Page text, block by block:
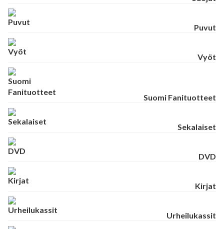
Puvut
Vyöt
Suomi Fanituotteet
Sekalaiset
DVD
Kirjat
Urheilukassit